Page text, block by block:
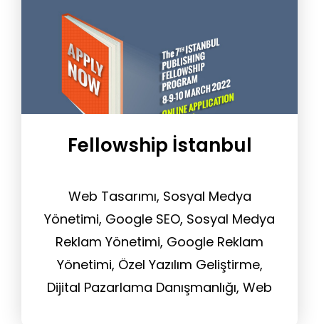
Fellowship İstanbul
Web Tasarımı, Sosyal Medya
Yönetimi, Google SEO, Sosyal Medya
Reklam Yönetimi, Google Reklam
Yönetimi, Özel Yazılım Geliştirme,
Dijital Pazarlama Danışmanlığı, Web